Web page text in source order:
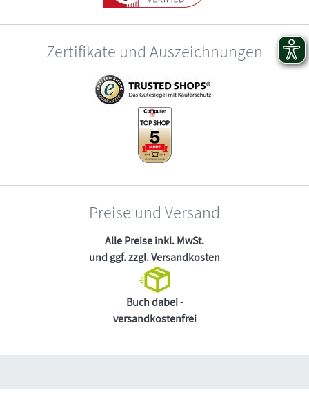
Zertifikate und Auszeichnungen
Preise und Versand
Alle Preise inkl. MwSt.
und ggf. zzgl.Versandkosten
Buch dabei -
versandkostenfrei